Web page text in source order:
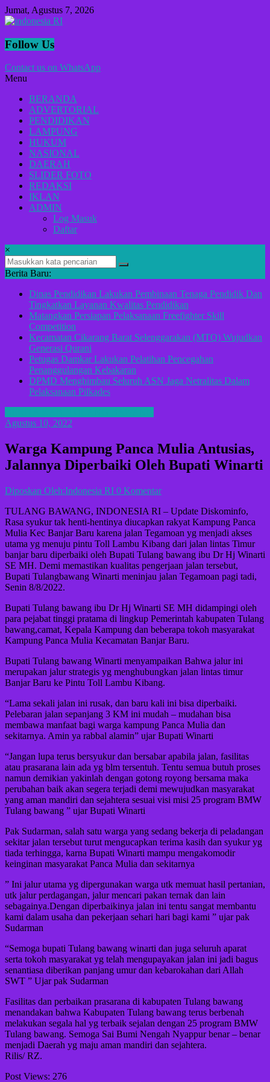
Lompat
ke
Jumat, Agustus 7, 2026
indonesia
Lugas
Menyikap
Berita,Terpercaya
Dan
Tegas
Follow Us
Contact us on WhatsApp
Menu
BERANDA
ADVERTORIAL
PENDIDIKAN
LAMPUNG
HUKUM
NASIONAL
DAERAH
SLIDER FOTO
REDAKSI
IKLAN
ADMIN
Log Masuk
Daftar
×
Berita Baru:
Dinas Pendidikan Lakukan Pembinaan Tenaga Pendidik Dan
Tingkatkan Layanan Kwalitas Pendidikan
Matangkan Persiapan Pelaksanaan Freefighter Skill
Competition
Kecamatan Cikarang Barat Selenggarakan (MTQ) Wujudkan
Generasi Qurani
Petugas Damkar Lakukan Pelatihan Pencegahan
Penanggulangan Kebakaran
DPMD Menghimbau Seluruh ASN Jaga Netralitas Dalam
Pelaksanaan Pilkades
Agustus 10, 2022
Warga Kampung Panca Mulia Antusias,
Jalannya Diperbaiki Oleh Bupati Winarti
Diposkan Oleh:Indonesia RI 0 Komentar
TULANG BAWANG, INDONESIA RI – Update Diskominfo,
Rasa syukur tak henti-hentinya diucapkan rakyat Kampung Panca
Mulia Kec Banjar Baru karena jalan Tegamoan yg menjadi akses
utama yg menuju pintu Toll Lambu Kibang dari jalan lintas Timur
banjar baru diperbaiki oleh Bupati Tulang bawang ibu Dr Hj Winarti
SE MH. Demi memastikan kualitas pengerjaan jalan tersebut,
Bupati Tulangbawang Winarti meninjau jalan Tegamoan pagi tadi,
Senin 8/8/2022.
Bupati Tulang bawang ibu Dr Hj Winarti SE MH didampingi oleh
para pejabat tinggi pratama di lingkup Pemerintah kabupaten Tulang
bawang,camat, Kepala Kampung dan beberapa tokoh masyarakat
Kampung Panca Mulia Kecamatan Banjar Baru.
Bupati Tulang bawang Winarti menyampaikan Bahwa jalur ini
merupakan jalur strategis yg menghubungkan jalan lintas timur
Banjar Baru ke Pintu Toll Lambu Kibang.
“Lama sekali jalan ini rusak, dan baru kali ini bisa diperbaiki.
Pelebaran jalan sepanjang 3 KM ini mudah – mudahan bisa
membawa manfaat bagi warga kampung Panca Mulia dan
sekitarnya. Amin ya rabbal alamin” ujar Bupati Winarti
“Jangan lupa terus bersyukur dan bersabar apabila jalan, fasilitas
atau prasarana lain ada yg blm tersentuh. Tentu semua butuh proses
namun demikian yakinlah dengan gotong royong bersama maka
perubahan baik akan segera terjadi demi mewujudkan masyarakat
yang aman mandiri dan sejahtera sesuai visi misi 25 program BMW
Tulang bawang ” ujar Bupati Winarti
Pak Sudarman, salah satu warga yang sedang bekerja di peladangan
sekitar jalan tersebut turut mengucapkan terima kasih dan syukur yg
tiada terhingga, karna Bupati Winarti mampu mengakomodir
keinginan masyarakat Panca Mulia dan sekitarnya
” Ini jalur utama yg dipergunakan warga utk memuat hasil pertanian,
utk jalur perdagangan, jalur mencari pakan ternak dan lain
sebagainya.Dengan diperbaikinya jalan ini tentu sangat membantu
kami dalam usaha dan pekerjaan sehari hari bagi kami ” ujar pak
Sudarman
“Semoga bupati Tulang bawang winarti dan juga seluruh aparat
serta tokoh masyarakat yg telah mengupayakan jalan ini jadi bagus
senantiasa diberikan panjang umur dan kebarokahan dari Allah
SWT ” Ujar pak Sudarman
Fasilitas dan perbaikan prasarana di kabupaten Tulang bawang
menandakan bahwa Kabupaten Tulang bawang terus berbenah
melakukan segala hal yg terbaik sejalan dengan 25 program BMW
Tulang bawang. Semoga Sai Bumi Nengah Nyappur benar – benar
menjadi Daerah yg maju aman mandiri dan sejahtera.
Rilis/ RZ.
Post Views: 276